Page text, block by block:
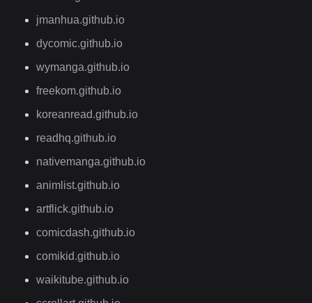
jmanhua.github.io
dycomic.github.io
wymanga.github.io
freekom.github.io
koreanread.github.io
readhq.github.io
nativemanga.github.io
animlist.github.io
artflick.github.io
comicdash.github.io
comikid.github.io
waikitube.github.io